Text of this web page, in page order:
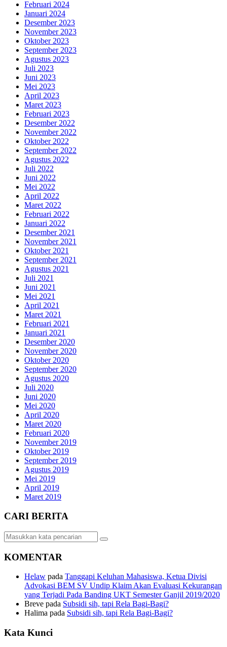
Februari 2024
Januari 2024
Desember 2023
November 2023
Oktober 2023
September 2023
Agustus 2023
Juli 2023
Juni 2023
Mei 2023
April 2023
Maret 2023
Februari 2023
Desember 2022
November 2022
Oktober 2022
September 2022
Agustus 2022
Juli 2022
Juni 2022
Mei 2022
April 2022
Maret 2022
Februari 2022
Januari 2022
Desember 2021
November 2021
Oktober 2021
September 2021
Agustus 2021
Juli 2021
Juni 2021
Mei 2021
April 2021
Maret 2021
Februari 2021
Januari 2021
Desember 2020
November 2020
Oktober 2020
September 2020
Agustus 2020
Juli 2020
Juni 2020
Mei 2020
April 2020
Maret 2020
Februari 2020
November 2019
Oktober 2019
September 2019
Agustus 2019
Mei 2019
April 2019
Maret 2019
CARI BERITA
KOMENTAR
Helaw pada Tanggapi Keluhan Mahasiswa, Ketua Divisi
Advokasi BEM SV Undip Klaim Akan Evaluasi Kekurangan
yang Terjadi Pada Banding UKT Semester Ganjil 2019/2020
Breve pada Subsidi sih, tapi Rela Bagi-Bagi?
Halima pada Subsidi sih, tapi Rela Bagi-Bagi?
Kata Kunci